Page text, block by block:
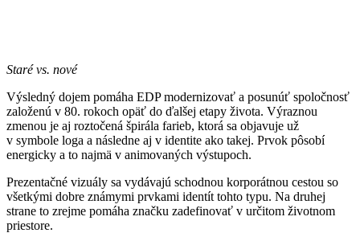
Staré vs. nové
Výsledný dojem pomáha EDP modernizovať a posunúť spoločnosť
založenú v 80. rokoch opäť do ďalšej etapy života. Výraznou
zmenou je aj roztočená špirála farieb, ktorá sa objavuje už
v symbole loga a následne aj v identite ako takej. Prvok pôsobí
energicky a to najmä v animovaných výstupoch.
Prezentačné vizuály sa vydávajú schodnou korporátnou cestou so
všetkými dobre známymi prvkami identít tohto typu. Na druhej
strane to zrejme pomáha značku zadefinovať v určitom životnom
priestore.